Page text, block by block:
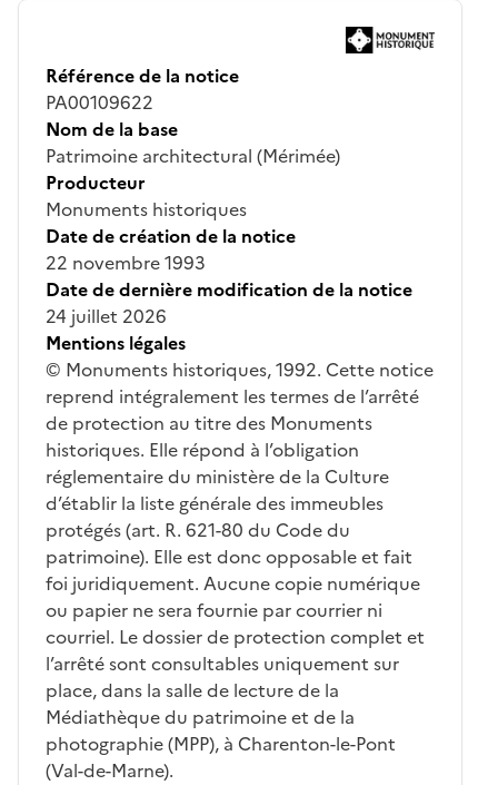
Référence de la notice
PA00109622
Nom de la base
Patrimoine architectural (Mérimée)
Producteur
Monuments historiques
Date de création de la notice
22 novembre 1993
Date de dernière modification de la notice
24 juillet 2026
Mentions légales
© Monuments historiques, 1992. Cette notice
reprend intégralement les termes de l’arrêté
de protection au titre des Monuments
historiques. Elle répond à l’obligation
réglementaire du ministère de la Culture
d’établir la liste générale des immeubles
protégés (art. R. 621-80 du Code du
patrimoine). Elle est donc opposable et fait
foi juridiquement. Aucune copie numérique
ou papier ne sera fournie par courrier ni
courriel. Le dossier de protection complet et
l’arrêté sont consultables uniquement sur
place, dans la salle de lecture de la
Médiathèque du patrimoine et de la
photographie (MPP), à Charenton-le-Pont
(Val-de-Marne).